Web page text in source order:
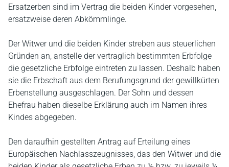
Ersatzerben sind im Vertrag die beiden Kinder vorgesehen,
ersatzweise deren Abkömmlinge.
Der Witwer und die beiden Kinder streben aus steuerlichen
Gründen an, anstelle der vertraglich bestimmten Erbfolge
die gesetzliche Erbfolge eintreten zu lassen. Deshalb haben
sie die Erbschaft aus dem Berufungsgrund der gewillkürten
Erbenstellung ausgeschlagen. Der Sohn und dessen
Ehefrau haben dieselbe Erklärung auch im Namen ihres
Kindes abgegeben.
Den daraufhin gestellten Antrag auf Erteilung eines
Europäischen Nachlasszeugnisses, das den Witwer und die